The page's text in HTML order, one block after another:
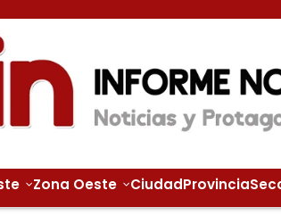
Zona Oeste CiudadProvincia